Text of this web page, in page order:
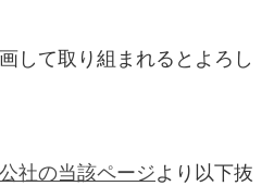
して取り組まれるとよろし
社の当該ページより以下抜